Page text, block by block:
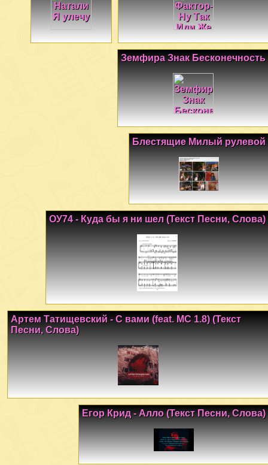
Земфира Знак Бесконечность
Блестящие Милый рулевой
ОУ74 - Куда бы я ни шел (Текст Песни, Слова)
Артем Татищевский - С вами (feat. МС 1.8) (Текст
Песни, Слова)
Егор Крид - Алло (Текст Песни, Слова)